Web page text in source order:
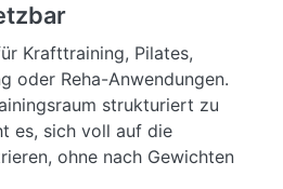
Krafttraining, Pilates,
oder Reha-Anwendungen.
strukturiert zu
es, sich voll auf die
ohne nach Gewichten